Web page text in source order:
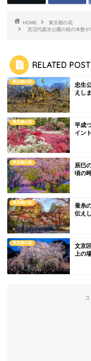
HOME
東京都の花
見沼代親水公園の桜の本数
RELATED POST
東京都の花
忠生
えし
東京都の花
平成
イント
東京都の花
辰巳
頃の
東京都の花
蚕糸
伝え
東京都の花
文京
上の